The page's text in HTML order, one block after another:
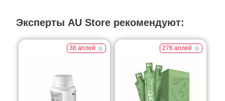
Эксперты AU Store рекомендуют:
38 аплей 276 аплей